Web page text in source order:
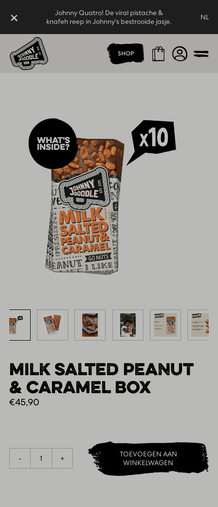
Sluiten
Johnny Quatro! De viral pistache &
knafeh reep in Johnny's bestrooide jasje.
Johnny Quatro! De viral pistache &
knafeh reep in Johnny's bestrooide jasje.
NL
Thuispagina
SHOP Winkelmand
Account
What's
inside?
MILK SALTED PEANUT
& CARAMEL BOX
€45,90
- 1 +
TOEVOEGEN AAN
WINKELWAGEN